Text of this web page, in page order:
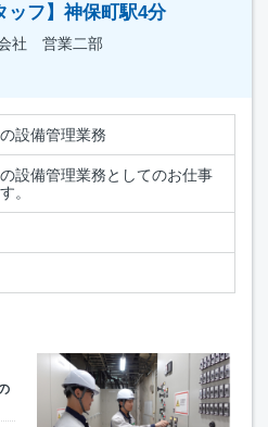
ッフ】神保町駅4分
社 営業二部
設備管理業務
設備管理業務としてのお仕事
。